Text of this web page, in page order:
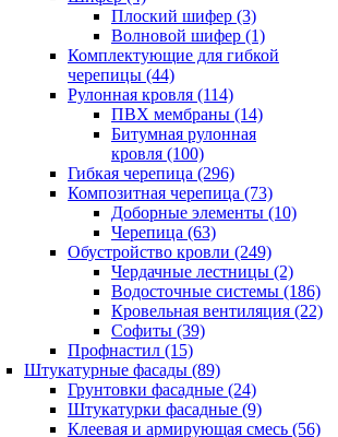
Плоский шифер (3)
Волновой шифер (1)
Комплектующие для гибкой
черепицы (44)
Рулонная кровля (114)
ПВХ мембраны (14)
Битумная рулонная
кровля (100)
Гибкая черепица (296)
Композитная черепица (73)
Доборные элементы (10)
Черепица (63)
Обустройство кровли (249)
Чердачные лестницы (2)
Водосточные системы (186)
Кровельная вентиляция (22)
Cофиты (39)
Профнастил (15)
Штукатурные фасады (89)
Грунтовки фасадные (24)
Штукатурки фасадные (9)
Клеевая и армирующая смесь (56)